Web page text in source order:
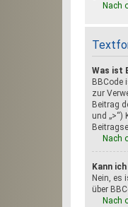
Nach
Was ist
BBCode
zur
Beitrag
und
Nach
Kann
Nein, es
über
Nach